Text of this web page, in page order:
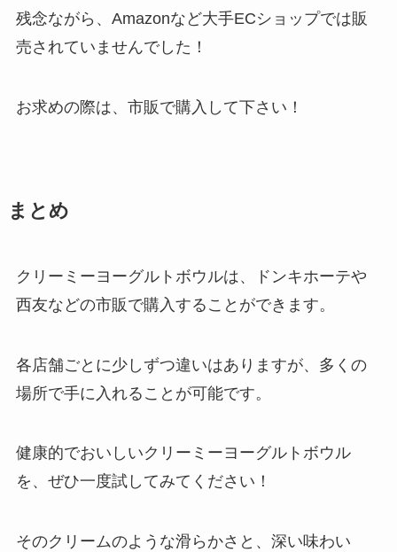
残念ながら、Amazonなど大手ECショップでは販
売されていませんでした！
お求めの際は、市販で購入して下さい！
まとめ
クリーミーヨーグルトボウルは、ドンキホーテや
西友などの市販で購入することができます。
各店舗ごとに少しずつ違いはありますが、多くの
場所で手に入れることが可能です。
健康的でおいしいクリーミーヨーグルトボウル
を、ぜひ一度試してみてください！
そのクリームのような滑らかさと、深い味わい